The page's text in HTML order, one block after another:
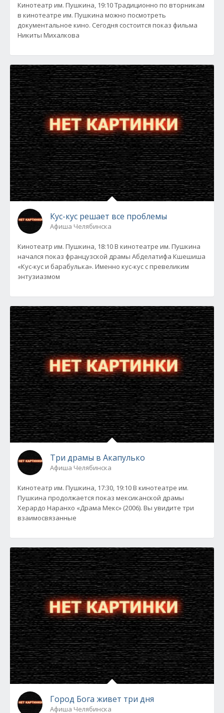
Кинотеатр им. Пушкина, 19:10 Традиционно по вторникам
в кинотеатре им. Пушкина можно посмотреть
документальное кино. Сегодня состоится показ фильма
Никиты Михалкова
Кус-кус решает все проблемы
Афиша Челябинска
Кинотеатр им. Пушкина, 18:10 В кинотеатре им. Пушкина
начался показ французской драмы Абделатифа Кшешиша
«Кус-кус и барабулька». Именно кус-кус с превеликим
энтузиазмом
Три драмы в Акапулько
Афиша Челябинска
Кинотеатр им. Пушкина, 17:30, 19:10 В кинотеатре им.
Пушкина продолжается показ мексиканской драмы
Херардо Наранхо «Драма Мекс» (2006). Вы увидите три
взаимосвязанные
Город Бога живет три дня
Афиша Челябинска